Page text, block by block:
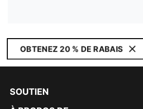
OBTENEZ 20 % DE RABAIS
SOUTIEN